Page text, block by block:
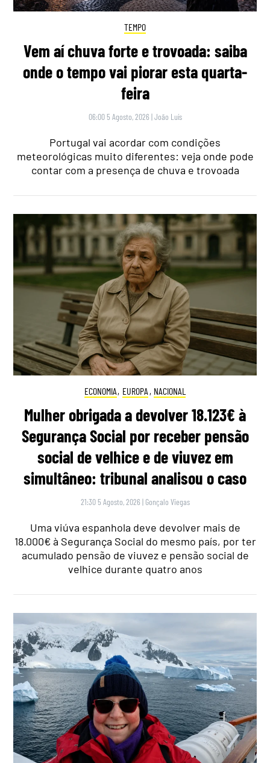
TEMPO
Vem aí chuva forte e trovoada: saiba
onde o tempo vai piorar esta quarta-
feira
06:00 5 Agosto, 2026 |João Luís
Portugal vai acordar com condições
meteorológicas muito diferentes: veja onde pode
contar com a presença de chuva e trovoada
ECONOMIA, EUROPA , NACIONAL
Mulher obrigada a devolver 18.123€ à
Segurança Social por receber pensão
social de velhice e de viuvez em
simultâneo: tribunal analisou o caso
21:30 5 Agosto, 2026 | Gonçalo Viegas
Uma viúva espanhola deve devolver mais de
18.000€ à Segurança Social do mesmo país, por ter
acumulado pensão de viuvez e pensão social de
velhice durante quatro anos